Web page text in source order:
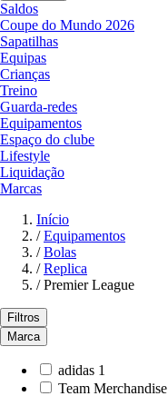
Saldos
Coupe do Mundo 2026
Sapatilhas
Equipas
Crianças
Treino
Guarda-redes
Equipamentos
Espaço do clube
Lifestyle
Liquidação
Marcas
Início
/ Equipamentos
/ Bolas
/ Replica
/ Premier League
Filtros
Marca
adidas 1
Team Merchandise